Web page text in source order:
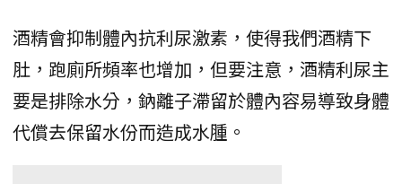
酒精會抑制體內抗利尿激素，使得我們酒精下
肚，跑廁所頻率也增加，但要注意，酒精利尿主
要是排除水分，鈉離子滯留於體內容易導致身體
代償去保留水份而造成水腫。